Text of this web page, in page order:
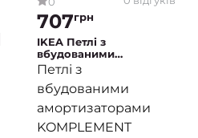
707грн
IKEA Петлі з
вбудованими
амортизаторами
KOMPLEMENT (ИКЕА
КОМПЛИМЕНТ)
Петлі з
вбудованими
амортизаторами
KOMPLEMENT